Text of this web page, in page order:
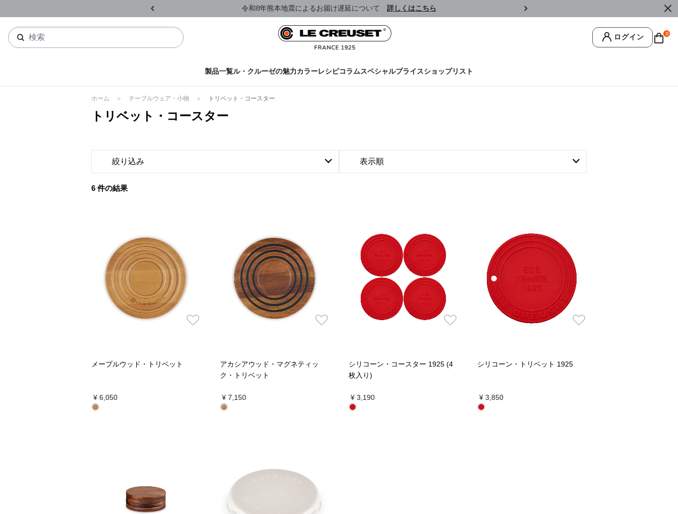
令和8年熊本地震によるお届け遅延について 詳しくはこちら ￥
ログイン 0
製品一覧ル・クルーゼの魅力カラーレシピコラムスペシャルプライスショップリスト
ホーム テーブルウェア・小物 トリベット・コースター
トリベット・コースター
絞り込み 表示順
6 件の結果
メープルウッド・トリベット
¥ 6,050
アカシアウッド・マグネティッ
ク・トリベット
¥ 7,150
シリコーン・コースター 1925 (4
枚入り)
¥ 3,190
シリコーン・トリベット 1925
¥ 3,850